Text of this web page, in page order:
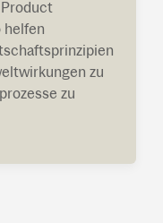
helfen
zu
zu